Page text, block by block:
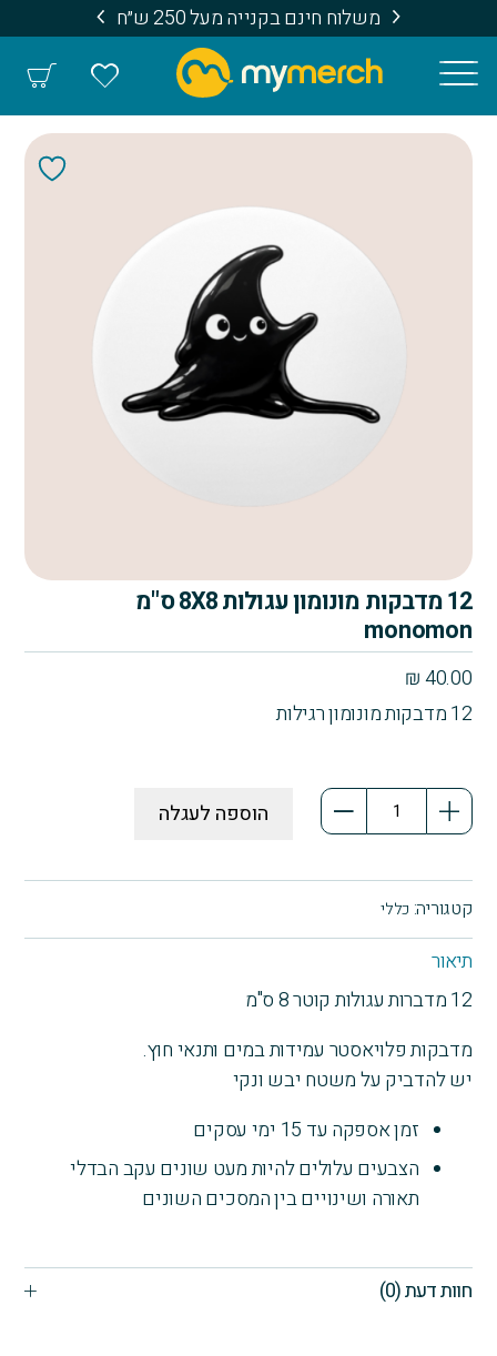
משלוח חינם בקנייה מעל 250 ש״ח
12 מדבקות מונומון עגולות 8X8 ס"מ
monomon
₪40.00
12 מדבקות מונומון רגילות
כמות
מדבקות
מונומון
הוספה לעגלה
תיאור
12 מדברות עגולות קוטר 8 ס"מ
מדבקות פלויאסטר עמידות במים ותנאי חוץ.
יש להדביק על משטח יבש ונקי
זמן אספקה עד 15 ימי עסקים
הצבעים עלולים להיות מעט שונים עקב הבדלי
תאורה ושינויים בין המסכים השונים
חוות דעת (0)
קטגוריה: כללי